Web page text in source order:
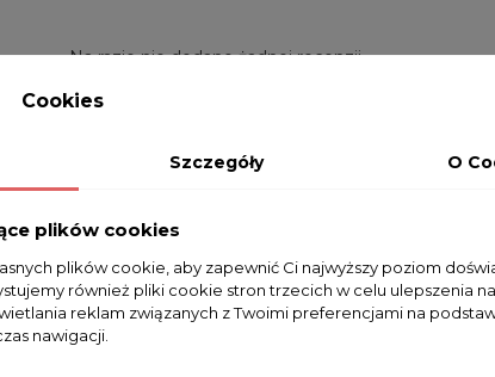
Na razie nie dodano żadnej recenzji.
Cookies
Szczegóły O
plików cookies
plików cookie, aby zapewnić Ci najwyższy poziom
również pliki cookie stron trzecich w celu ulepszenia
reklam związanych z Twoimi preferencjami na
nawigacji.